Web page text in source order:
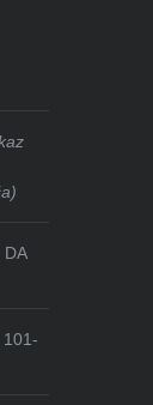
DA
101-